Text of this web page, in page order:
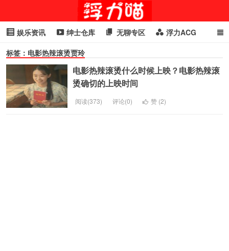
喵星闻
娱乐资讯 绅士仓库 无聊专区 浮力ACG
浮力GIF 明星头条 浮力资讯
cosplay
标签：电影热辣滚烫贾玲
电影热辣滚烫什么时候上映？电影热辣滚
烫确切的上映时间
阅读(373) 评论(0) 赞 (2)